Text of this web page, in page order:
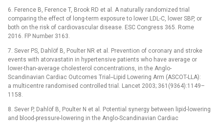
6. Ference B, Ference T, Brook RD et al. A naturally randomized trial
comparing the effect of long-term exposure to lower LDL-C, lower SBP, or
both on the risk of cardiovascular disease. ESC Congress 365. Rome
2016. FP Number 3163.
7. Sever PS, Dahlöf B, Poulter NR et al. Prevention of coronary and stroke
events with atorvastatin in hypertensive patients who have average or
lower-than-average cholesterol concentrations, in the Anglo-
Scandinavian Cardiac Outcomes Trial--Lipid Lowering Arm (ASCOT-LLA):
a multicentre randomised controlled trial. Lancet 2003; 361(9364):1149–
1158.
8. Sever P, Dahlöf B, Poulter N et al. Potential synergy between lipid-lowering
and blood-pressure-lowering in the Anglo-Scandinavian Cardiac